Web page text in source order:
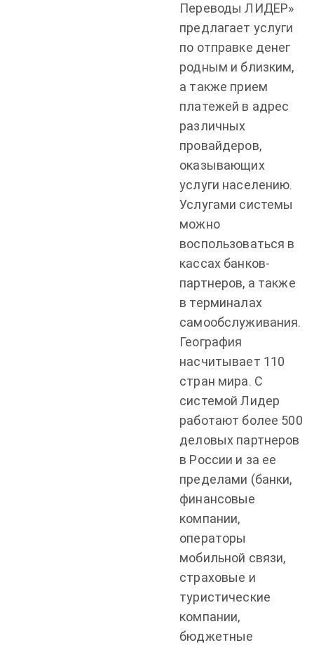
Переводы ЛИДЕР»
предлагает услуги
по отправке денег
родным и близким,
а также прием
платежей в адрес
различных
провайдеров,
оказывающих
услуги населению.
Услугами системы
можно
воспользоваться в
кассах банков-
партнеров, а также
в терминалах
самообслуживания.
География
насчитывает 110
стран мира. С
системой Лидер
работают более 500
деловых партнеров
в России и за ее
пределами (банки,
финансовые
компании,
операторы
мобильной связи,
страховые и
туристические
компании,
бюджетные